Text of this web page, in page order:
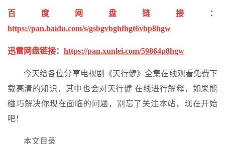
百度网盘链接
：
https://pan.baidu.com/s/gsbgvbghfhgt6vbp8hgw
迅雷网盘链接： https://pan.xunlei.com/59864p8hgw
今天给各位分享电视剧《天行健》全集在线观看免费下
载高清的知识，其中也会对天行健 在线进行解释，如果能
碰巧解决你现在面临的问题，别忘了关注本站，现在开始
吧！
本文目录